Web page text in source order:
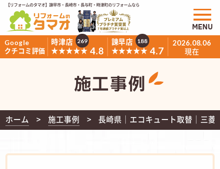
【リフォームのタマオ】諫早市・長崎市・長与町・時津町のリフォームなら
Google
クチコミ評価
時津店
★★★★★ 4.8
269
諫早店
★★★★★ 4.7
188 2026.08.06
現在
MENU
施工事例
ホーム 施工事例 長崎県｜エコキュート取替｜三菱